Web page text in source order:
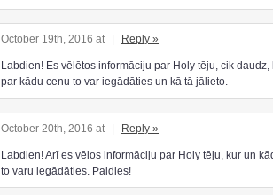
October 19th, 2016 at Reply »
Labdien! Es vēlētos informāciju par Holy tēju, cik daudz,
par kādu cenu to var iegādāties un kā tā jālieto.
October 20th, 2016 at | Reply »
Labdien! Arī es vēlos informāciju par Holy tēju, kur un
to varu iegādāties. Paldies!